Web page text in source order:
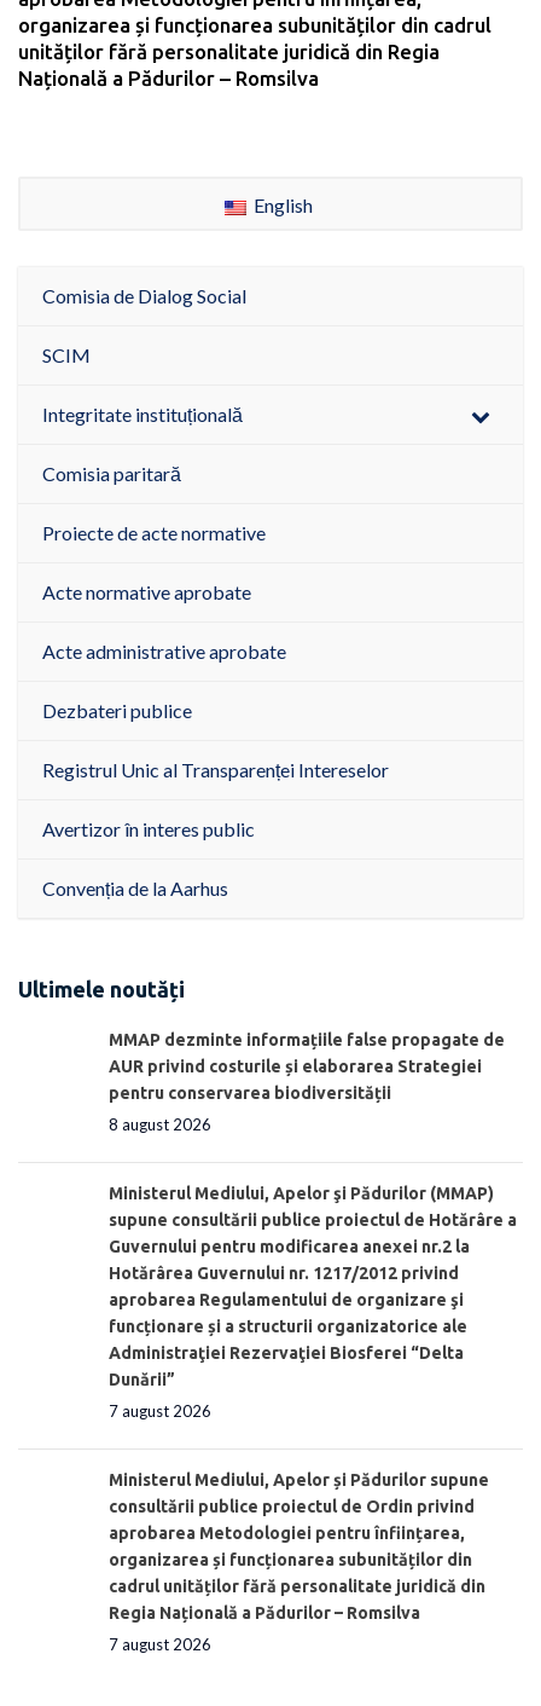
organizarea și funcționarea subunităților din cadrul
unităților fără personalitate juridică din Regia
Națională a Pădurilor – Romsilva
English
Comisia de Dialog Social
SCIM
Integritate instituțională
Comisia paritară
Proiecte de acte normative
Acte normative aprobate
Acte administrative aprobate
Dezbateri publice
Registrul Unic al Transparenței Intereselor
Avertizor în interes public
Convenția de la Aarhus
Ultimele noutăți
MMAP dezminte informațiile false propagate de
AUR privind costurile și elaborarea Strategiei
pentru conservarea biodiversității
8 august 2026
Ministerul Mediului, Apelor şi Pădurilor (MMAP)
supune consultării publice proiectul de Hotărâre a
Guvernului pentru modificarea anexei nr.2 la
Hotărârea Guvernului nr. 1217/2012 privind
aprobarea Regulamentului de organizare şi
funcționare și a structurii organizatorice ale
Administraţiei Rezervaţiei Biosferei “Delta
Dunării”
7 august 2026
Ministerul Mediului, Apelor și Pădurilor supune
consultării publice proiectul de Ordin privind
aprobarea Metodologiei pentru înființarea,
organizarea și funcționarea subunităților din
cadrul unităților fără personalitate juridică din
Regia Națională a Pădurilor – Romsilva
7 august 2026